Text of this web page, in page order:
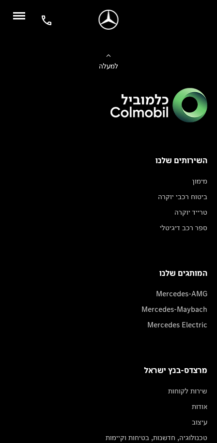
למעלה
השירותים שלנו
מימון
ביטוח רכבי יוקרה
טרייד יוקרה
ספר רכב דיגיטלי
המותגים שלנו
Mercedes-AMG
Mercedes-Maybach
Mercedes Electric
מרצדס-בנץ ישראל
שירות לקוחות
אודות
עיצוב
טכנולוגיה, חדשנות, בטיחות וקיימות